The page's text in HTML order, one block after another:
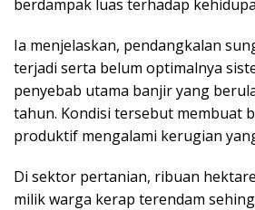
berdampak luas terhadap
Ia menjelaskan, pendangkalan
terjadi serta belum optimalnya
penyebab utama banjir yang
tahun. Kondisi tersebut membuat
produktif mengalami kerugian
Di sektor pertanian, ribuan
milik warga kerap terendam